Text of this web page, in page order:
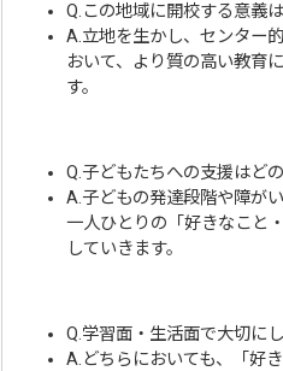
Q.この地域に開校する意義
A.立地を生かし、センター
おいて、より質の高い教育
す。
Q.子どもたちへの支援はど
A.子どもの発達段階や障が
一人ひとりの「好きなこと
していきます。
Q.学習面・生活面で大切に
A.どちらにおいても、「好